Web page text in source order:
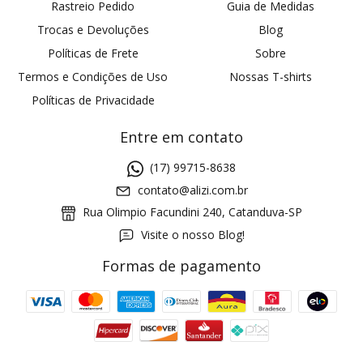
Rastreio Pedido
Trocas e Devoluções
Políticas de Frete
Termos e Condições de Uso
Políticas de Privacidade
Guia de Medidas
Blog
Sobre
Nossas T-shirts
Entre em contato
(17) 99715-8638
contato@alizi.com.br
Rua Olimpio Facundini 240, Catanduva-SP
Visite o nosso Blog!
Formas de pagamento
Cupom 1a compra: GANHE5